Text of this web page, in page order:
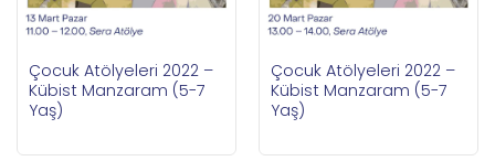
Çocuk Atölyeleri 2022 –
Kübist Manzaram (5-7
Yaş)
Çocuk Atölyeleri 2022 –
Kübist Manzaram (5-7
Yaş)